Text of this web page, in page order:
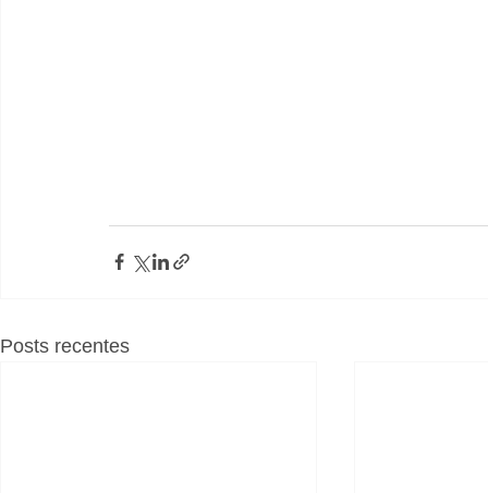
Posts recentes